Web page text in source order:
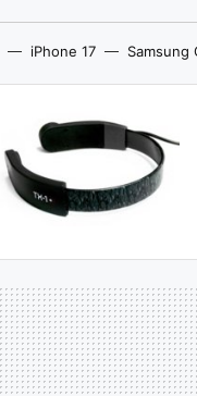
iPhone 17 Samsung